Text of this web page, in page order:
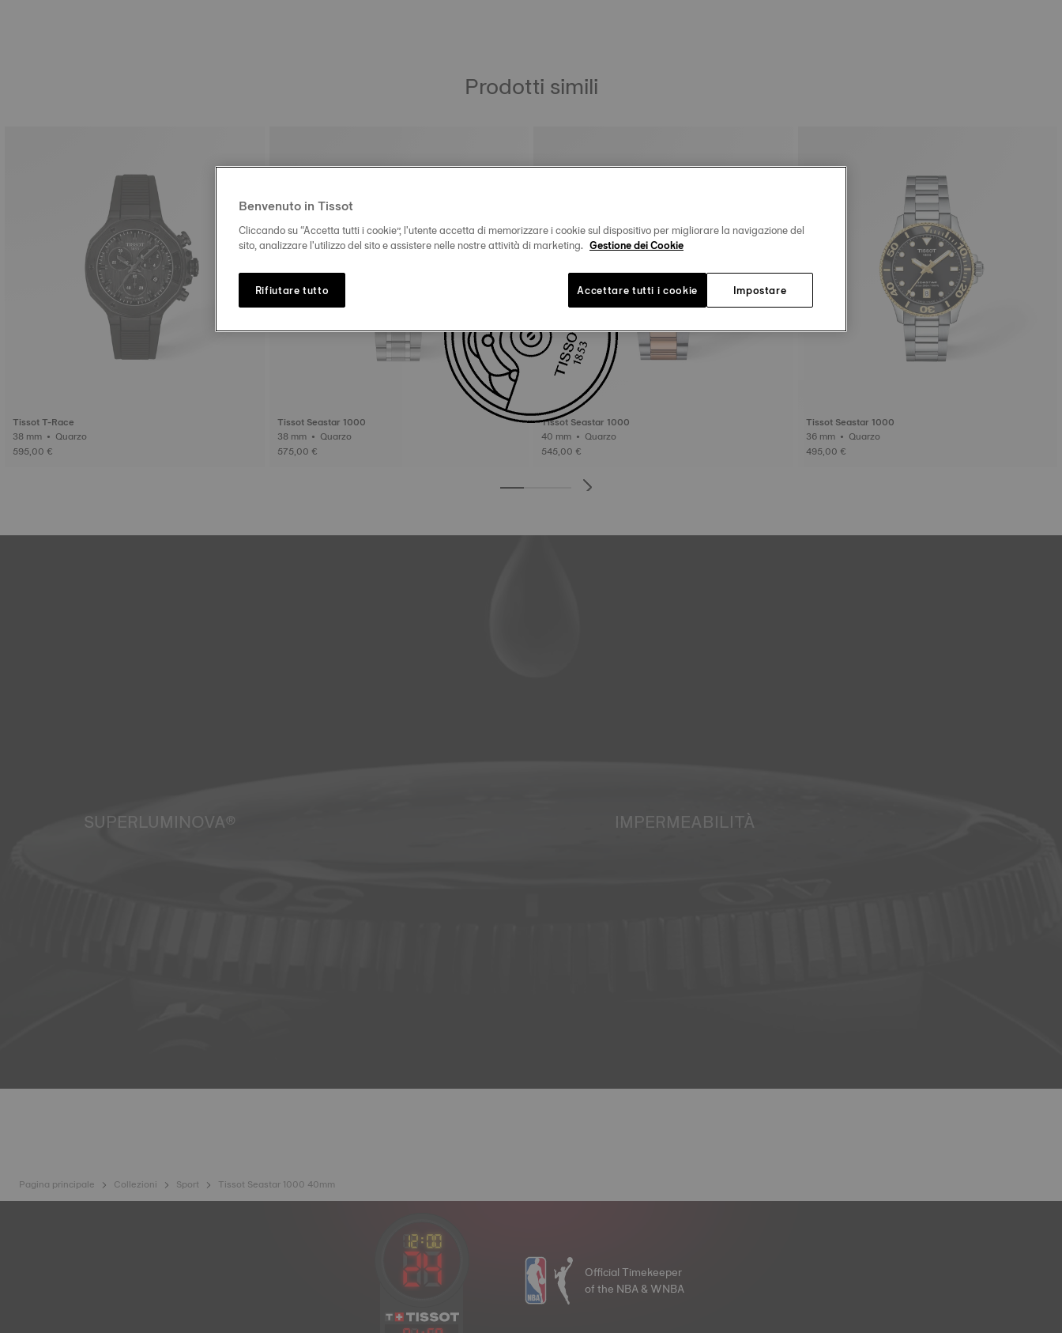
Prodotti simili
Tissot T-Race
38 mm • Quarzo
595,00 €
Tissot Seastar 1000
38 mm • Quarzo
575,00 €
Tissot Seastar 1000
40 mm • Quarzo
545,00 €
Tissot Seastar 1000
36 mm • Quarzo
495,00 €
SUPERLUMINOVA® IMPERMEABILITÀ
Pagina principale Collezioni Sport Tissot Seastar 1000 40mm
Official Timekeeper
of the NBA & WNBA
Benvenuto in Tissot
Cliccando su “Accetta tutti i cookie”, l'utente accetta di memorizzare i cookie sul dispositivo per migliorare la navigazione del
sito, analizzare l'utilizzo del sito e assistere nelle nostre attività di marketing. Gestione dei Cookie
Impostare
Rifiutare tutto Accettare tutti i cookie